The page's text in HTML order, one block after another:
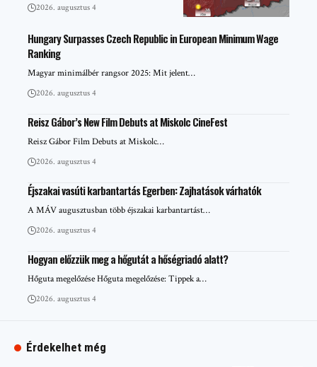
2026. augusztus 4
Hungary Surpasses Czech Republic in European Minimum Wage
Ranking
Magyar minimálbér rangsor 2025: Mit jelent…
2026. augusztus 4
Reisz Gábor’s New Film Debuts at Miskolc CineFest
Reisz Gábor Film Debuts at Miskolc…
2026. augusztus 4
Éjszakai vasúti karbantartás Egerben: Zajhatások várhatók
A MÁV augusztusban több éjszakai karbantartást…
2026. augusztus 4
Hogyan előzzük meg a hőgutát a hőségriadó alatt?
Hőguta megelőzése Hőguta megelőzése: Tippek a…
2026. augusztus 4
Érdekelhet még